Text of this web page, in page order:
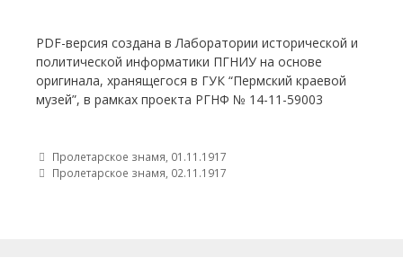
PDF-версия создана в Лаборатории исторической и
политической информатики ПГНИУ на основе
оригинала, хранящегося в ГУК “Пермский краевой
музей”, в рамках проекта РГНФ № 14-11-59003
Post navigation
Пролетарское знамя, 01.11.1917
Пролетарское знамя, 02.11.1917